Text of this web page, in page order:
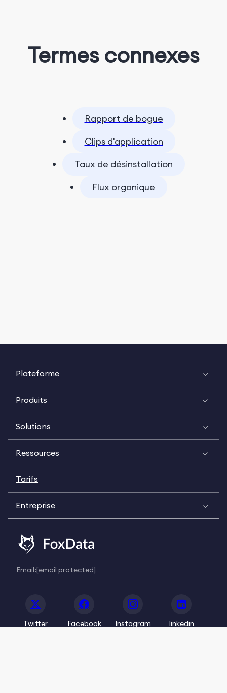
Termes connexes
Rapport de bogue
Clips d'application
Taux de désinstallation
Flux organique
Plateforme
Produits
Solutions
Ressources
Tarifs
Entreprise
Email:[email protected]
Twitter Facebook Instagram linkedin